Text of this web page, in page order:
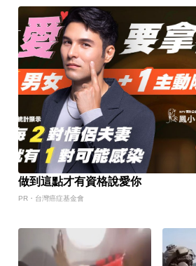
做到這點才有資格說愛你
PR・台灣癌症基金會